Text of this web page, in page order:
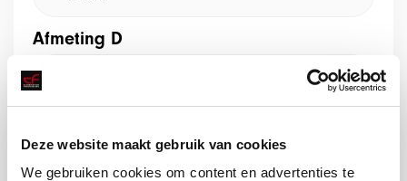
Deze website maakt gebruik van cookies
We gebruiken cookies om content en advertenties te
Afmeting D